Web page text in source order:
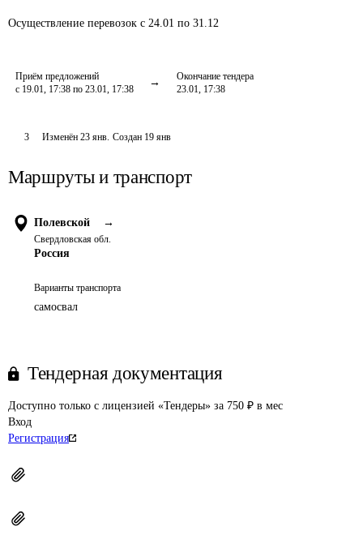
Осуществление перевозок с 24.01 по 31.12
Приём предложений
с 19.01, 17:38 по 23.01, 17:38
Окончание тендера
23.01, 17:38
3 Изменён 23 янв. Создан 19 янв
Маршруты и транспорт
Полевской →
Свердловская обл.
Россия
Варианты транспорта
самосвал
Тендерная документация
Доступно только с лицензией «Тендеры» за 750 ₽ в мес
Вход
Регистрация